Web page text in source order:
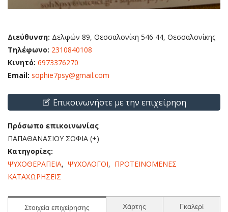
Διεύθυνση: Δελφών 89, Θεσσαλονίκη 546 44, Θεσσαλονίκης
Τηλέφωνο: 2310840108
Κινητό: 6973376270
Email: sophie7psy@gmail.com
Επικοινωνήστε με την επιχείρηση
Πρόσωπο επικοινωνίας
ΠΑΠΑΘΑΝΑΣΙΟΥ ΣΟΦΙΑ (+)
Κατηγορίες:
ΨΥΧΟΘΕΡΑΠΕΙΑ, ΨΥΧΟΛΟΓΟΙ, ΠΡΟΤΕΙΝΟΜΕΝΕΣ
ΚΑΤΑΧΩΡΗΣΕΙΣ
Στοιχεία επιχείρησης Χάρτης Γκαλερί